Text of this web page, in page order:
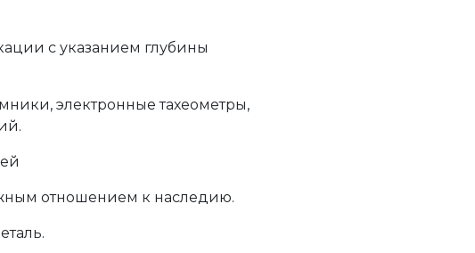
с указанием глубины
электронные тахеометры,
отношением к наследию.